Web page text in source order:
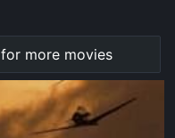
for more movies